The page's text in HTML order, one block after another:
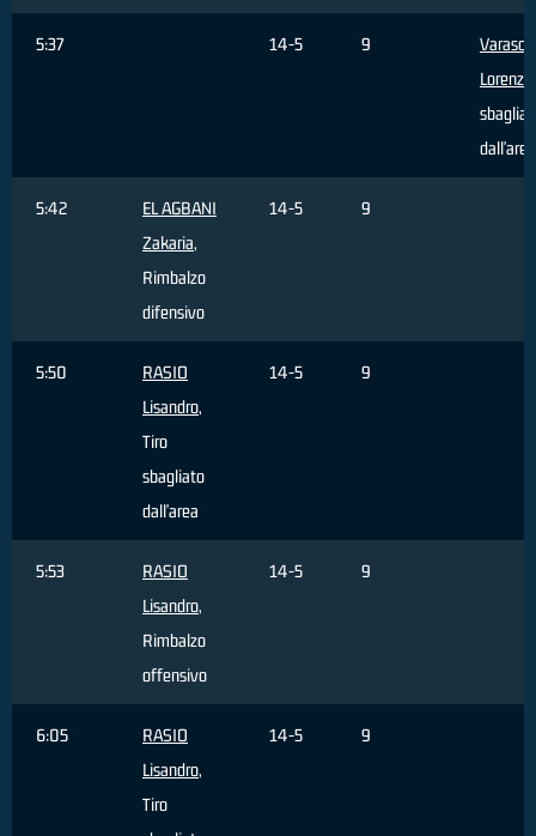
5:37 14-5 9
Lorenzo
dall'area
5:42
EL AGBANI
Zakaria,
Rimbalzo
difensivo
14-5 9
5:50
RASIO
Lisandro,
Tiro
sbagliato
dall'area
14-5 9
5:53
RASIO
Lisandro,
Rimbalzo
offensivo
14-5 9
6:05
RASIO
Lisandro,
Tiro
14-5 9